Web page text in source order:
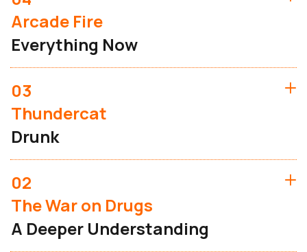
Arcade Fire
Everything Now
03
Thundercat
Drunk
02
The War on Drugs
A Deeper Understanding